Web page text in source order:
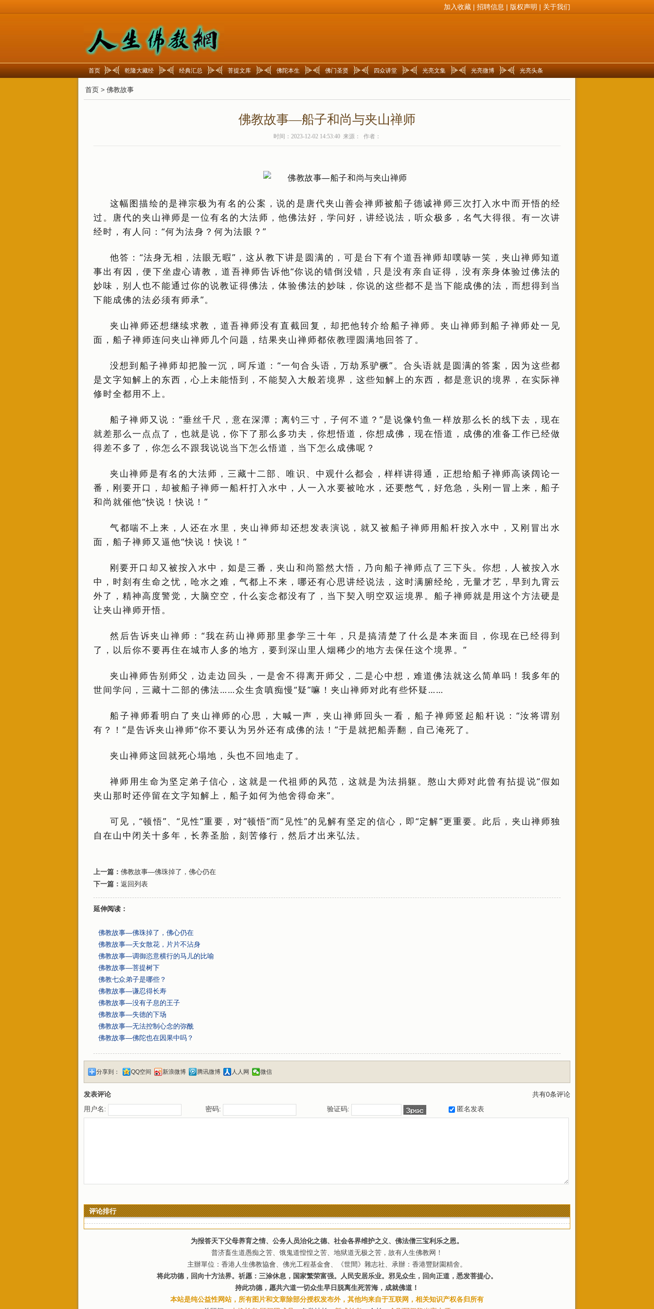
加入收藏 | 招聘信息 | 版权声明 | 关于我们
首页 乾隆大藏经 经典汇总 菩提文库 佛陀本生 佛门圣贤 四众讲堂 光亮文集 光亮微博 光亮头条
首页 > 佛教故事
佛教故事—船子和尚与夹山禅师
时间：2023-12-02 14:53:40 来源： 作者：
这幅图描绘的是禅宗极为有名的公案，说的是唐代夹山善会禅师被船子德诚禅师三次打入水中而开悟的经
过。唐代的夹山禅师是一位有名的大法师，他佛法好，学问好，讲经说法，听众极多，名气大得很。有一次讲
经时，有人问：“何为法身？何为法眼？”
他答：“法身无相，法眼无暇”，这从教下讲是圆满的，可是台下有个道吾禅师却噗哧一笑，夹山禅师知道
事出有因，便下坐虚心请教，道吾禅师告诉他“你说的错倒没错，只是没有亲自证得，没有亲身体验过佛法的
妙味，别人也不能通过你的说教证得佛法，体验佛法的妙味，你说的这些都不是当下能成佛的法，而想得到当
下能成佛的法必须有师承”。
夹山禅师还想继续求教，道吾禅师没有直截回复，却把他转介给船子禅师。夹山禅师到船子禅师处一见
面，船子禅师连问夹山禅师几个问题，结果夹山禅师都依教理圆满地回答了。
没想到船子禅师却把脸一沉，呵斥道：“一句合头语，万劫系驴橛”。合头语就是圆满的答案，因为这些都
是文字知解上的东西，心上未能悟到，不能契入大般若境界，这些知解上的东西，都是意识的境界，在实际禅
修时全都用不上。
船子禅师又说：“垂丝千尺，意在深潭；离钓三寸，子何不道？”是说像钓鱼一样放那么长的线下去，现在
就差那么一点点了，也就是说，你下了那么多功夫，你想悟道，你想成佛，现在悟道，成佛的准备工作已经做
得差不多了，你怎么不跟我说说当下怎么悟道，当下怎么成佛呢？
夹山禅师是有名的大法师，三藏十二部、唯识、中观什么都会，样样讲得通，正想给船子禅师高谈阔论一
番，刚要开口，却被船子禅师一船杆打入水中，人一入水要被呛水，还要憋气，好危急，头刚一冒上来，船子
和尚就催他“快说！快说！”
气都喘不上来，人还在水里，夹山禅师却还想发表演说，就又被船子禅师用船杆按入水中，又刚冒出水
面，船子禅师又逼他“快说！快说！”
刚要开口却又被按入水中，如是三番，夹山和尚豁然大悟，乃向船子禅师点了三下头。你想，人被按入水
中，时刻有生命之忧，呛水之难，气都上不来，哪还有心思讲经说法，这时满腑经纶，无量才艺，早到九霄云
外了，精神高度警觉，大脑空空，什么妄念都没有了，当下契入明空双运境界。船子禅师就是用这个方法硬是
让夹山禅师开悟。
然后告诉夹山禅师：“我在药山禅师那里参学三十年，只是搞清楚了什么是本来面目，你现在已经得到
了，以后你不要再住在城市人多的地方，要到深山里人烟稀少的地方去保任这个境界。”
夹山禅师告别师父，边走边回头，一是舍不得离开师父，二是心中想，难道佛法就这么简单吗！我多年的
世间学问，三藏十二部的佛法……众生贪嗔痴慢“疑”嘛！夹山禅师对此有些怀疑……
船子禅师看明白了夹山禅师的心思，大喊一声，夹山禅师回头一看，船子禅师竖起船杆说：“汝将谓别
有？！”是告诉夹山禅师“你不要认为另外还有成佛的法！”于是就把船弄翻，自己淹死了。
夹山禅师这回就死心塌地，头也不回地走了。
禅师用生命为坚定弟子信心，这就是一代祖师的风范，这就是为法捐躯。憨山大师对此曾有拈提说“假如
夹山那时还停留在文字知解上，船子如何为他舍得命来”。
可见，“顿悟”、“见性”重要，对“顿悟”而“见性”的见解有坚定的信心，即“定解”更重要。此后，夹山禅师独
自在山中闭关十多年，长养圣胎，刻苦修行，然后才出来弘法。
上一篇： 佛教故事—佛珠掉了，佛心仍在
下一篇： 返回列表
延伸阅读：
佛教故事—佛珠掉了，佛心仍在
佛教故事—天女散花，片片不沾身
佛教故事—调御恣意横行的马儿的比喻
佛教故事—菩提树下
佛教七众弟子是哪些？
佛教故事—谦忍得长寿
佛教故事—没有子息的王子
佛教故事—失德的下场
佛教故事—无法控制心念的弥酰
佛教故事—佛陀也在因果中吗？
分享到： QQ空间 新浪微博 腾讯微博 人人网 微信
发表评论 共有0条评论
用户名:
密码: 验证码: 匿名发表
评论排行
为报答天下父母养育之情、公务人员治化之德、社会各界维护之义、佛法僧三宝利乐之恩。
普济畜生道愚痴之苦、饿鬼道惶惶之苦、地狱道无极之苦，故有人生佛教网！
主辦單位：香港人生佛教協會、佛光工程基金會、《世間》雜志社、承辦：香港豐財園精舍。
将此功德，回向十方法界。祈愿：三涂休息，国家繁荣富强。人民安居乐业。邪见众生，回向正道，悉发菩提心。
持此功德，愿共六道一切众生早日脱离生死苦海，成就佛道！
本站是纯公益性网站，所有图片和文章除部分授权发布外，其他均来自于互联网，相关知识产权各归所有